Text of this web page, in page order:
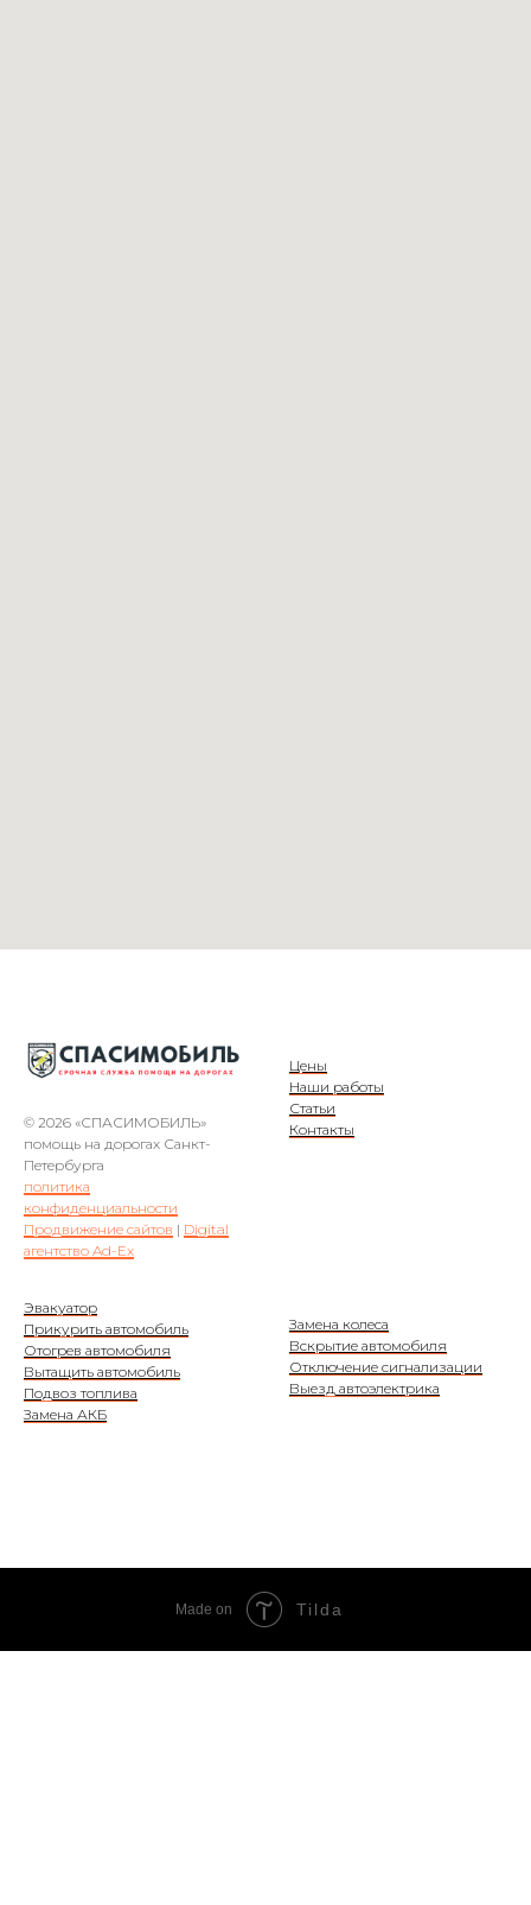
© 2026 «СПАСИМОБИЛЬ»
помощь на дорогах Санкт-
Петербурга
политика
конфиденциальности
Продвижение сайтов | Digital
агентство Ad-Ex
Цены
Наши работы
Статьи
Контакты
Эвакуатор
Прикурить автомобиль
Отогрев автомобиля
Вытащить автомобиль
Подвоз топлива
Замена АКБ
Замена колеса
Вскрытие автомобиля
Отключение сигнализации
Выезд автоэлектрика
Made on Tilda